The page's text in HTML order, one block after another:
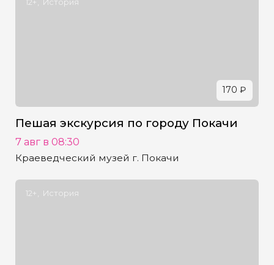
12+ История
170 ₽
Пешая экскурсия по городу Покачи
7 авг в 08:30
Краеведческий музей г. Покачи
12+ История